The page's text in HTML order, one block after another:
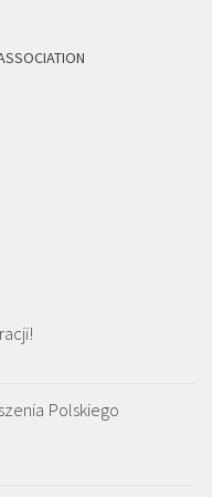
Polskiego